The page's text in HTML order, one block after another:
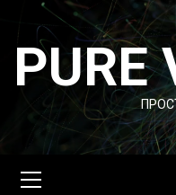
Перейти
содержимому
PURE
меню